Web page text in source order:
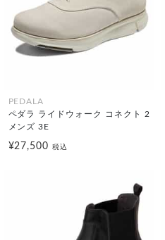
PEDALA
ペダラ ライドウォーク コネクト 2
メンズ 3E
¥27,500税込